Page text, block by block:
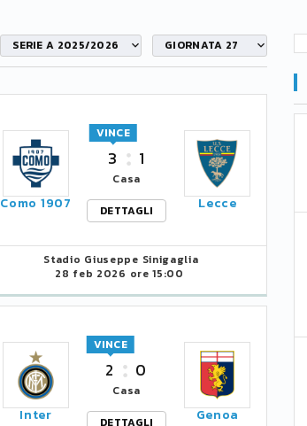
SERIE A 2025/2026 GIORNATA 27
Como 1907
3
VINCE
1
Casa
DETTAGLI
Lecce
Stadio Giuseppe Sinigaglia
28 feb 2026 ore 15:00
Inter
2
VINCE
0
Casa
DETTAGLI
Genoa